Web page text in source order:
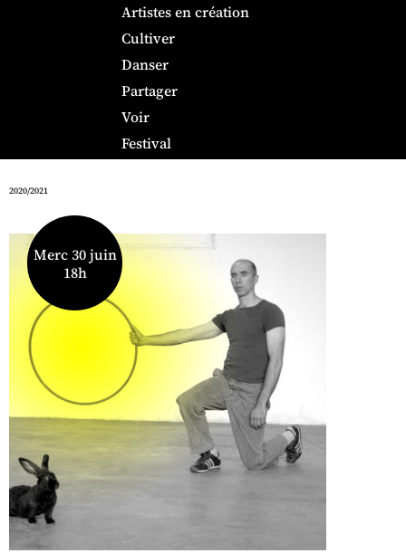
Artistes en création
Cultiver
Danser
Partager
Voir
Festival
2020/2021
Merc 30 juin
18h